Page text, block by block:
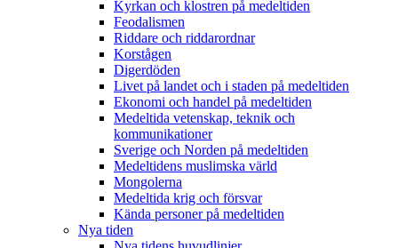
Kyrkan och klostren på medeltiden
Feodalismen
Riddare och riddarordnar
Korstågen
Digerdöden
Livet på landet och i staden på medeltiden
Ekonomi och handel på medeltiden
Medeltida vetenskap, teknik och
kommunikationer
Sverige och Norden på medeltiden
Medeltidens muslimska värld
Mongolerna
Medeltida krig och försvar
Kända personer på medeltiden
Nya tiden